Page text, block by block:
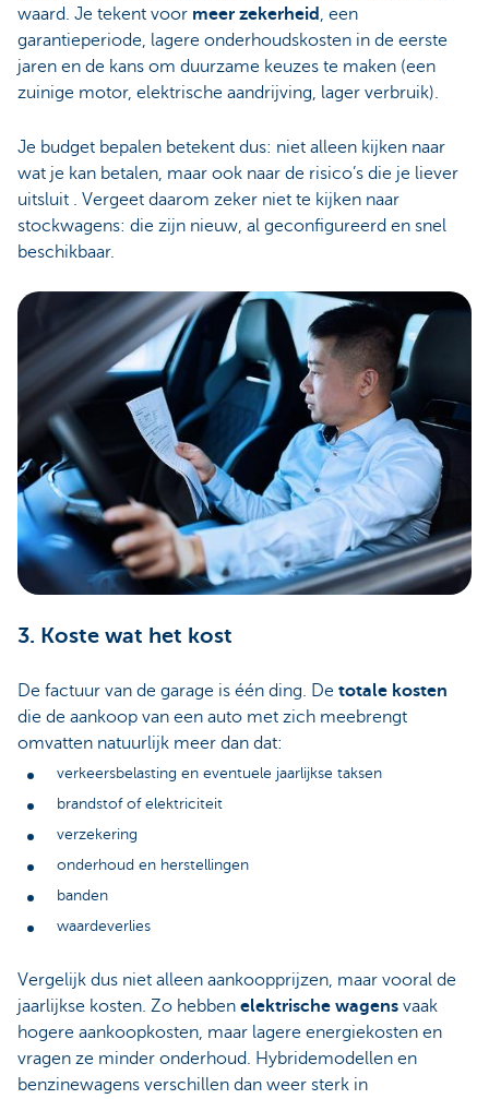
waard. Je tekent voor meer zekerheid , een
garantieperiode, lagere onderhoudskosten in de eerste
jaren en de kans om duurzame keuzes te maken (een
zuinige motor, elektrische aandrijving, lager verbruik).
Je budget bepalen betekent dus: niet alleen kijken naar
wat je kan betalen, maar ook naar de risico’s die je liever
uitsluit . Vergeet daarom zeker niet te kijken naar
stockwagens: die zijn nieuw, al geconfigureerd en snel
beschikbaar.
3. Koste wat het kost
De factuur van de garage is één ding. De totale kosten
die de aankoop van een auto met zich meebrengt
omvatten natuurlijk meer dan dat:
verkeersbelasting en eventuele jaarlijkse taksen
brandstof of elektriciteit
verzekering
onderhoud en herstellingen
banden
waardeverlies
Vergelijk dus niet alleen aankoopprijzen, maar vooral de
jaarlijkse kosten. Zo hebben elektrische wagens vaak
hogere aankoopkosten, maar lagere energiekosten en
vragen ze minder onderhoud. Hybridemodellen en
benzinewagens verschillen dan weer sterk in